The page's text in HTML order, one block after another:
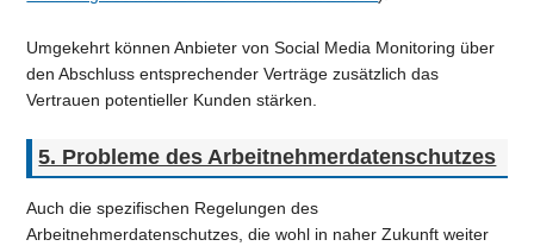
Umgekehrt können Anbieter von Social Media Monitoring über
den Abschluss entsprechender Verträge zusätzlich das
Vertrauen potentieller Kunden stärken.
5. Probleme des Arbeitnehmerdatenschutzes
Auch die spezifischen Regelungen des
Arbeitnehmerdatenschutzes, die wohl in naher Zukunft weiter